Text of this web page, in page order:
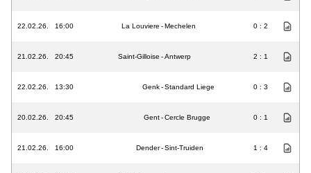
22.02.26. 16:00 La Louviere -Mechelen 0 : 2
21.02.26. 20:45 Saint-Gilloise -Antwerp 2 : 1
22.02.26. 13:30 Genk-Standard Liege 0 : 3
20.02.26. 20:45 Gent-Cercle Brugge 0 : 1
21.02.26. 16:00 Dender-Sint-Truiden 1 : 4